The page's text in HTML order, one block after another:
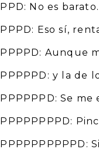
PPD: No es barato.
PPPD: Eso sí,
PPPPD: Aunque
PPPPPD: y la de
PPPPPPD: Se
PPPPPPPPD:
PPPPPPPPPPD: